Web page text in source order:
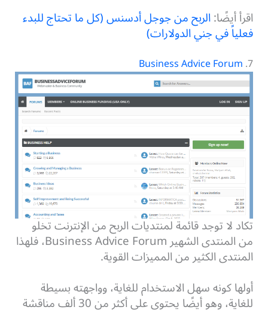
اقرأ أيضًا:الربح من جوجل أدسنس (كل ما تحتاج للبدء
فعلياً في جني الدولارات)
7.
Business Advice Forum
تكاد لا توجد قائمة لمنتديات الربح من الإنترنت تخلو
من المنتدى الشهير Business Advice Forum، فلهذا
المنتدى الكثير من المميزات القوية.
أولها كونه سهل الاستخدام للغاية، وواجهته بسيطة
للغاية، وهو أيضًا يحتوي على أكثر من 30 ألف مناقشة